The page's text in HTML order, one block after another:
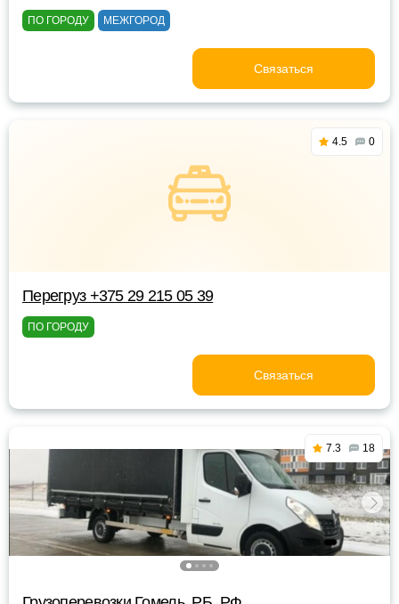
ПО ГОРОДУ МЕЖГОРОД
Связаться
4.5 0
Перегруз +375 29 215 05 39
ПО ГОРОДУ
Связаться
7.3 18